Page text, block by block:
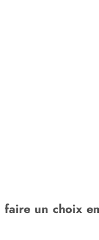
un choix